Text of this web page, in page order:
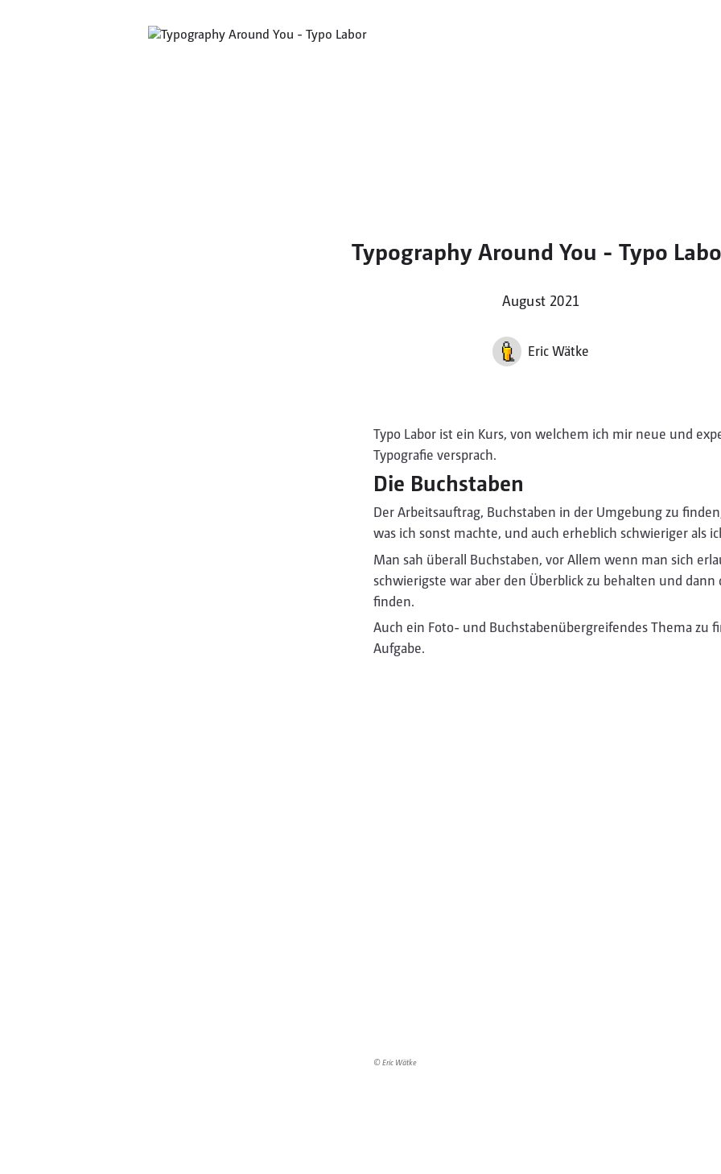
Typography Around You - Typo
August 2021
Eric Wätke
Typo Labor ist ein Kurs, von welchem ich mir neue und
Typografie versprach.
Die Buchstaben
Der Arbeitsauftrag, Buchstaben in der Umgebung zu
was ich sonst machte, und auch erheblich schwieriger als
Man sah überall Buchstaben, vor Allem wenn man sich
schwierigste war aber den Überblick zu behalten und
finden.
Auch ein Foto- und Buchstabenübergreifendes Thema zu
Aufgabe.
© Eric Wätke